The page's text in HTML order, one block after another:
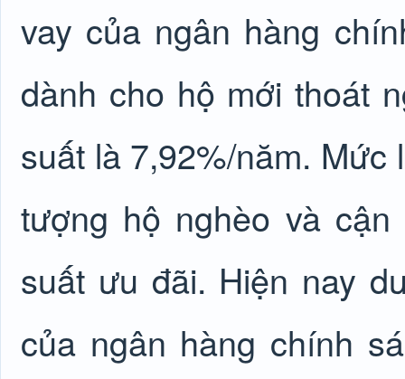
vay của ngân hàng
dành cho hộ mới thoát
suất là 7,92%/năm.
tượng hộ nghèo và
suất ưu đãi. Hiện nay
của ngân hàng chính